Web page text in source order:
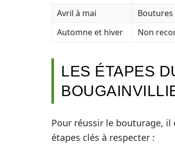
Avril à mai
Boutures
Automne et hiver
Non
LES ÉTAPES
Pour réussir le bouturage,
étapes clés à respecter :